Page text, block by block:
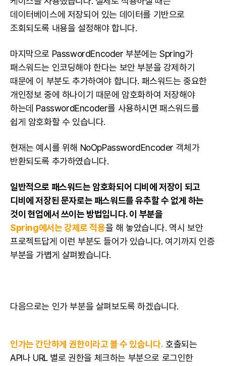
데이터베이스에 저장되어 있는 데이터를 기반으로
조회되도록 내용을 설정해야 합니다.
마지막으로 PasswordEncoder 부분에는 Spring가
패스워드는 인코딩해야 한다는 보안부분을 강제하기
때문에 이 부분도 추가하여야 합니다. 패스워드는 중요한
개인정보 중에 하나이기 때문에 암호화하여 저장해야
하는데 PasswordEncoder를 사용하시면 패스워드를
쉽게 암호화할 수 있습니다.
현재는 예시를 위해 NoOpPasswordEncoder 객체가
반환되도록 추가하였습니다.
일반적으로 패스워드는 암호화되어 디비에 저장이 되고
디비에 저장된 문자로는 패스워드를 유추할 수 없게 하는
것이 현업에서 쓰이는 방법입니다. 이 부분을
Spring에서는 강제로 적용을 해 놓았습니다. 역시보안
프로젝트답게 이런 부분도 들어가 있습니다. 여기까지 인증
부분을 가볍게 살펴봤습니다.
다음으로는 인가 부분을 살펴보도록 하겠습니다.
인가는 간단하게 권한이라고 볼 수 있습니다. 호출되는
API나 URL 별로 권한을 체크하는 부분으로 로그인한